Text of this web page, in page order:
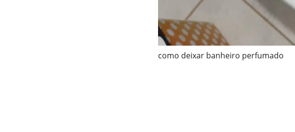
como deixar banheiro perfumado